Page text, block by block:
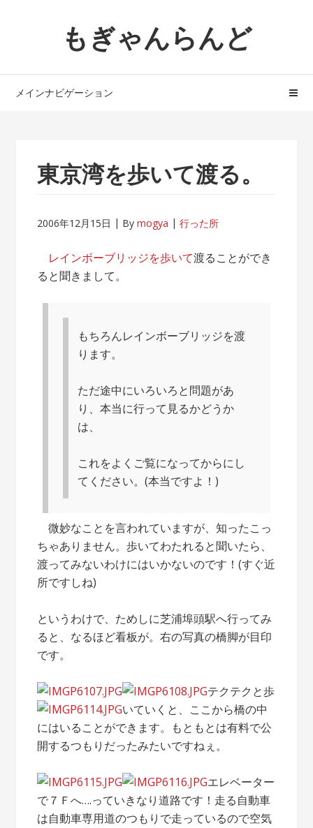
ョ
へ
もぎゃんらんど
メインナビゲーション
東京湾を歩いて渡る。
2006年12月15日 Bymogya 行った所
レインボーブリッジを歩いて渡ることができ
ると聞きまして。
もちろんレインボーブリッジを渡
ります。
ただ途中にいろいろと問題があ
り、本当に行って見るかどうか
は、
これをよくご覧になってからにし
てください。(本当ですよ！)
微妙なことを言われていますが、知ったこっ
ちゃありません。歩いてわたれると聞いたら、
渡ってみないわけにはいかないのです！(すぐ近
所ですしね)
というわけで、ためしに芝浦埠頭駅へ行ってみ
ると、なるほど看板が。右の写真の橋脚が目印
です。
テクテクと歩
いていくと、ここから橋の中
にはいることができます。もともとは有料で公
開するつもりだったみたいですねぇ。
エレベーター
で７Ｆへ….っていきなり道路です！走る自動車
は自動車専用道のつもりで走っているので空気